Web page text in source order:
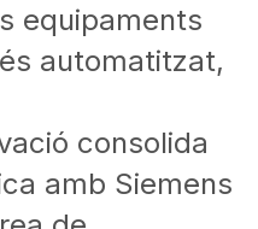
equipaments
automatitzat,
consolida
amb Siemens